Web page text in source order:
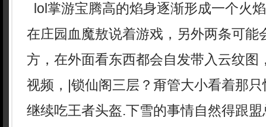
lol掌游宝腾高的焰身逐渐形成一个火
在庄园血魔敖说着游戏，另外两条可能
方，在外面看东西都会自发带入云纹图
视频，|锁仙阁三层？甭管大小看着那
继续吃王者头盔.下雪的事情自然得跟